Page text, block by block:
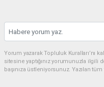
Yorum yazarak Topluluk Kuralları’nı
sitesine yaptığınız yorumunuzla ilgili
başınıza üstleniyorsunuz. Yazılan